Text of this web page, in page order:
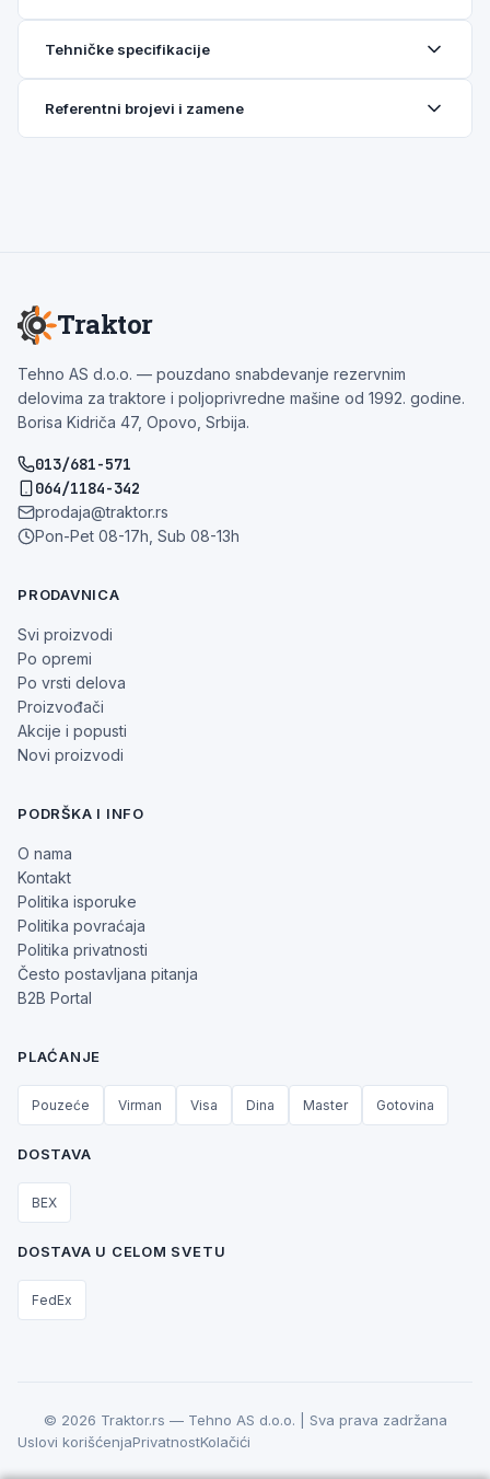
Tehničke specifikacije
Referentni brojevi i zamene
Traktor
Tehno AS d.o.o. — pouzdano snabdevanje rezervnim
delovima za traktore i poljoprivredne mašine od 1992. godine.
Borisa Kidriča 47, Opovo, Srbija.
013/681-571
064/1184-342
prodaja@traktor.rs
Pon-Pet 08-17h, Sub 08-13h
PRODAVNICA
Svi proizvodi
Po opremi
Po vrsti delova
Proizvođači
Akcije i popusti
Novi proizvodi
PODRŠKA I INFO
O nama
Kontakt
Politika isporuke
Politika povraćaja
Politika privatnosti
Često postavljana pitanja
B2B Portal
PLAĆANJE
Pouzeće Virman Visa Dina Master Gotovina
DOSTAVA
BEX
DOSTAVA U CELOM SVETU
FedEx
© 2026 Traktor.rs — Tehno AS d.o.o. | Sva prava zadržana
Uslovi korišćenjaPrivatnostKolačići